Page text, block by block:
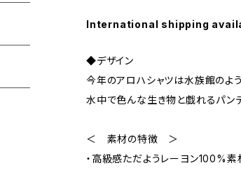
International shipping
◆デザイン
今年のアロハシャツは水族館のよ
水中で色んな生き物と戯れるパン
＜ 素材の特徴 ＞
・高級感ただようレーヨン100%素